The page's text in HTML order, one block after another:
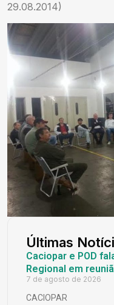
29.08.2014)
Últimas
Caciopar e POD
Regional em
7 de agosto de 2026
CACIOPAR